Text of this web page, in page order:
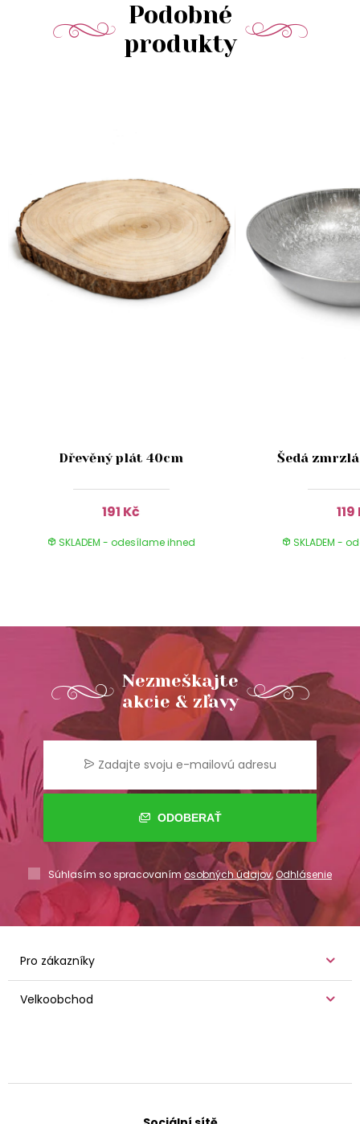
Podobné
produkty
Dřevěný plát 40cm
191 Kč
SKLADEM - odesílame ihned
Šedá
SKLADEM -
Nezmeškajte
akcie & zľavy
ODOBERAŤ
Súhlasím so spracovaním osobných údajov,Odhlásenie
Pro zákazníky
Velkoobchod